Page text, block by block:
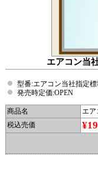
エアコン当
型番:エアコン当社指定標
発売時定価:OPEN
商品名
エア
税込売価